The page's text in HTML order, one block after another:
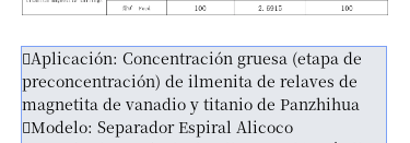
Aplicación: Concentración gruesa (etapa de
preconcentración) de ilmenita de relaves de
magnetita de vanadio y titanio de Panzhihua
Modelo: Separador Espiral Alicoco